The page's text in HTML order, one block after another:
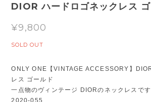
DIOR ハードロゴネックレス
¥9,800
SOLD OUT
ONLY ONE【VINTAGE ACCESSORY】
レス ゴールド
一点物のヴィンテージ DIORのネックレスです
2020-055